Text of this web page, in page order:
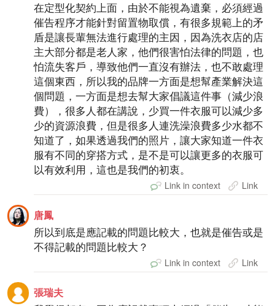
在定型化契約上面，由於不能視為遺棄，必須經過
催告程序才能針對留置物取償，有很多規範上的矛
盾是讓長輩無法進行處理的主因，因為洗衣店的店
主大部分都是老人家，他們很害怕法律的問題，也
怕流失客戶，導致他們一直沒有辦法，也不敢處理
這個東西，所以我的品牌一方面是想幫產業解決這
個問題，一方面是想去幫大家倡議這件事（減少浪
費），很多人都在講說，少買一件衣服可以減少多
少的資源浪費，但是很多人連洗澡浪費多少水都不
知道了，如果透過我們的照片，讓大家知道一件衣
服有不同的穿搭方式，是不是可以讓更多的衣服可
以有效利用，這也是我們的初衷。
Link in context Link
唐鳳
所以到底是應記載的問題比較大，也就是催告或是
不得記載的問題比較大？
Link in context Link
張瑞夫